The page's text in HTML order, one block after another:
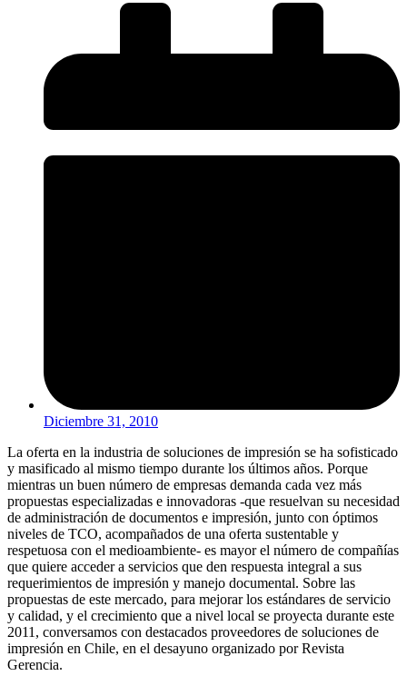
Diciembre 31, 2010
La oferta en la industria de soluciones de impresión se ha sofisticado
y masificado al mismo tiempo durante los últimos años. Porque
mientras un buen número de empresas demanda cada vez más
propuestas especializadas e innovadoras -que resuelvan su necesidad
de administración de documentos e impresión, junto con óptimos
niveles de TCO, acompañados de una oferta sustentable y
respetuosa con el medioambiente- es mayor el número de compañías
que quiere acceder a servicios que den respuesta integral a sus
requerimientos de impresión y manejo documental. Sobre las
propuestas de este mercado, para mejorar los estándares de servicio
y calidad, y el crecimiento que a nivel local se proyecta durante este
2011, conversamos con destacados proveedores de soluciones de
impresión en Chile, en el desayuno organizado por Revista
Gerencia.